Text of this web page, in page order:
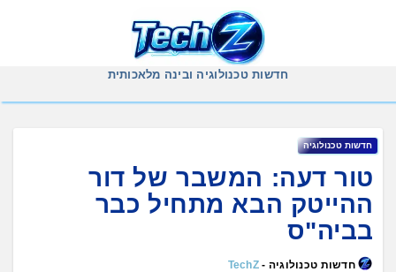
חדשות טכנולוגיה ובינה מלאכותית
חדשות טכנולוגיה
טור דעה: המשבר של דור
ההייטק הבא מתחיל כבר
בביה"ס
חדשות טכנולוגיה -TechZ